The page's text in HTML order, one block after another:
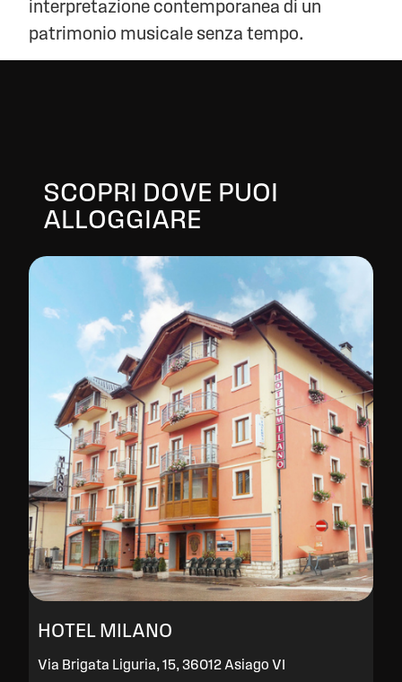
interpretazione contemporanea di un
patrimonio musicale senza tempo.
SCOPRI DOVE PUOI
ALLOGGIARE
HOTEL MILANO
Via Brigata Liguria, 15, 36012 Asiago VI